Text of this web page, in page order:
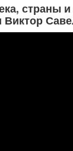
страны
Виктор